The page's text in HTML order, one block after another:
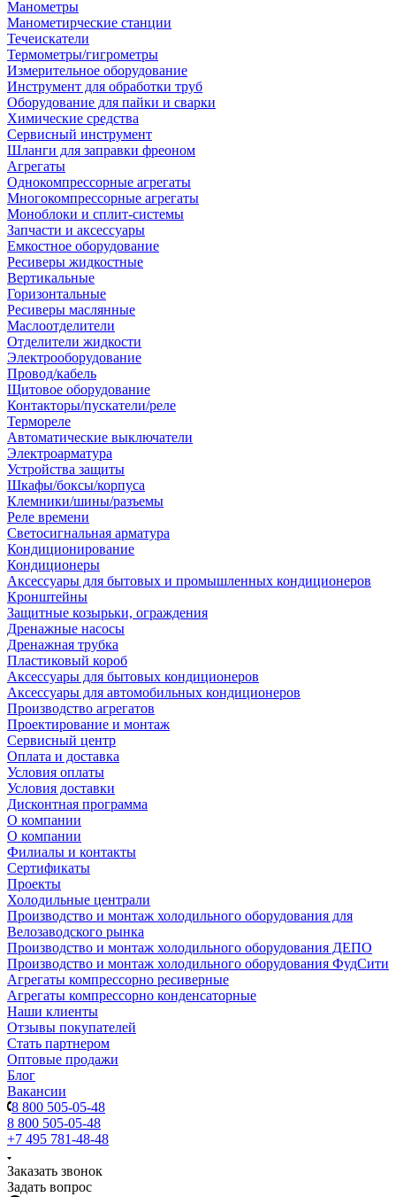
Манометры
Манометирческие станции
Течеискатели
Термометры/гигрометры
Измерительное оборудование
Инструмент для обработки труб
Оборудование для пайки и сварки
Химические средства
Сервисный инструмент
Шланги для заправки фреоном
Агрегаты
Однокомпрессорные агрегаты
Многокомпрессорные агрегаты
Моноблоки и сплит-системы
Запчасти и аксессуары
Емкостное оборудование
Ресиверы жидкостные
Вертикальные
Горизонтальные
Ресиверы маслянные
Маслоотделители
Отделители жидкости
Электрооборудование
Провод/кабель
Щитовое оборудование
Контакторы/пускатели/реле
Термореле
Автоматические выключатели
Электроарматура
Устройства защиты
Шкафы/боксы/корпуса
Клемники/шины/разъемы
Реле времени
Светосигнальная арматура
Кондиционирование
Кондиционеры
Аксессуары для бытовых и промышленных кондиционеров
Кронштейны
Защитные козырьки, ограждения
Дренажные насосы
Дренажная трубка
Пластиковый короб
Аксессуары для бытовых кондиционеров
Аксессуары для автомобильных кондиционеров
Производство агрегатов
Проектирование и монтаж
Сервисный центр
Оплата и доставка
Условия оплаты
Условия доставки
Дисконтная программа
О компании
О компании
Филиалы и контакты
Сертификаты
Проекты
Холодильные централи
Производство и монтаж холодильного оборудования для
Велозаводского рынка
Производство и монтаж холодильного оборудования ДЕПО
Производство и монтаж холодильного оборудования ФудСити
Агрегаты компрессорно ресиверные
Агрегаты компрессорно конденсаторные
Наши клиенты
Отзывы покупателей
Стать партнером
Оптовые продажи
Блог
Вакансии
8 800 505-05-48
8 800 505-05-48
+7 495 781-48-48
Заказать звонок
Задать вопрос